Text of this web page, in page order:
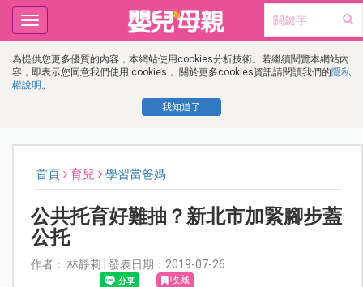
為提供您更多優質的內容，本網站使用cookies分析技術。若繼續閱覽本網站內
容，即表示您同意我們使用 cookies， 關於更多cookies資訊請閱讀我們的隱私
權說明 。
我知道了
Toggle
navigation
首頁 育兒 學習當爸媽
公共托育好難抽？新北市加緊腳步蓋
公托
作者： 林靜莉 | 發表日期：2019-07-26
收藏